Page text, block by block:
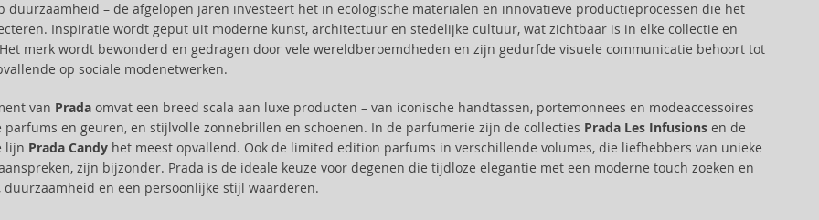
duurzaamheid – de afgelopen jaren investeert het in ecologische materialen en innovatieve productieprocessen die het
Inspiratie wordt geput uit moderne kunst, architectuur en stedelijke cultuur, wat zichtbaar is in elke collectie en
merk wordt bewonderd en gedragen door vele wereldberoemdheden en zijn gedurfde visuele communicatie behoort tot
op sociale modenetwerken.
van Pradaomvat een breed scala aan luxe producten – van iconische handtassen, portemonnees en modeaccessoires
parfums en geuren, en stijlvolle zonnebrillen en schoenen. In de parfumerie zijn de collecties Prada Les Infusionsen de
lijn Prada Candyhet meest opvallend. Ook de limited edition parfums in verschillende volumes, die liefhebbers van unieke
zijn bijzonder. Prada is de ideale keuze voor degenen die tijdloze elegantie met een moderne touch zoeken en
en een persoonlijke stijl waarderen.